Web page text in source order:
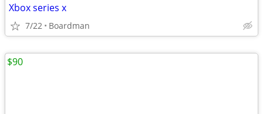
Xbox series x
7/22 Boardman
$90